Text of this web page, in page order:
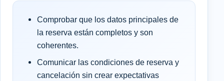
Comprobar que los datos principales de
la reserva están completos y son
coherentes.
Comunicar las condiciones de reserva y
cancelación sin crear expectativas